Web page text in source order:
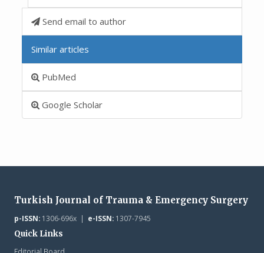
Send email to author
Similar articles
PubMed
Google Scholar
Turkish Journal of Trauma & Emergency Surgery
p-ISSN:1306-696x | e-ISSN:1307-7945
Quick Links
Editorial Board